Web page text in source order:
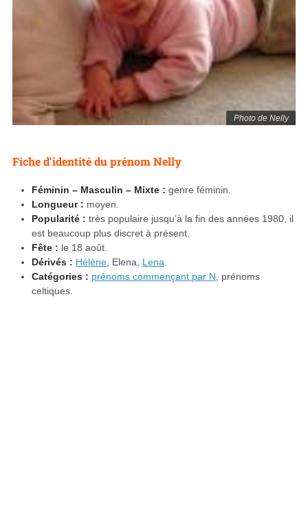
Photo de Nelly
Fiche d'identité du prénom Nelly
Féminin – Masculin – Mixte : genre féminin.
Longueur : moyen.
Popularité : très populaire jusqu’à la fin des années 1980, il
est beaucoup plus discret à présent.
Fête : le 18 août.
Dérivés : Hélène , Elena, Lena
Catégories : prénoms commençant par N , prénoms
celtiques.